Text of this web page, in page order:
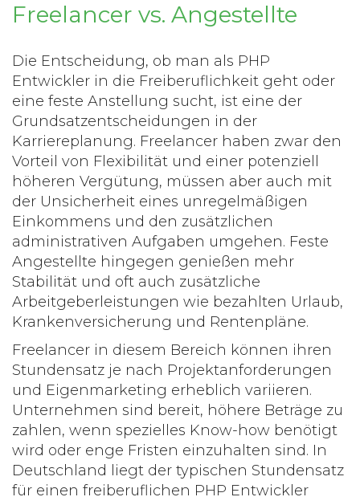
Freelancer vs. Angestellte
Die Entscheidung, ob man als PHP
Entwickler in die Freiberuflichkeit geht oder
eine feste Anstellung sucht, ist eine der
Grundsatzentscheidungen in der
Karriereplanung. Freelancer haben zwar den
Vorteil von Flexibilität und einer potenziell
höheren Vergütung, müssen aber auch mit
der Unsicherheit eines unregelmäßigen
Einkommens und den zusätzlichen
administrativen Aufgaben umgehen. Feste
Angestellte hingegen genießen mehr
Stabilität und oft auch zusätzliche
Arbeitgeberleistungen wie bezahlten Urlaub,
Krankenversicherung und Rentenpläne.
Freelancer in diesem Bereich können ihren
Stundensatz je nach Projektanforderungen
und Eigenmarketing erheblich variieren.
Unternehmen sind bereit, höhere Beträge zu
zahlen, wenn spezielles Know-how benötigt
wird oder enge Fristen einzuhalten sind. In
Deutschland liegt der typischen Stundensatz
für einen freiberuflichen PHP Entwickler